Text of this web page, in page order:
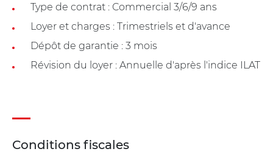
Type de contrat : Commercial 3/6/9 ans
Loyer et charges : Trimestriels et d'avance
Dépôt de garantie : 3 mois
Révision du loyer : Annuelle d'après l'indice ILAT
Conditions fiscales